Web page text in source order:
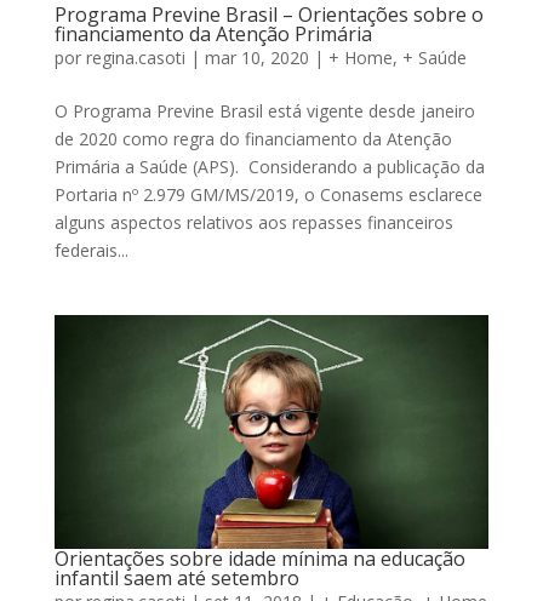
Programa Previne Brasil – Orientações sobre o
financiamento da Atenção Primária
por regina.casoti | mar 10, 2020 | + Home, + Saúde
O Programa Previne Brasil está vigente desde janeiro
de 2020 como regra do financiamento da Atenção
Primária a Saúde (APS). Considerando a publicação da
Portaria nº 2.979 GM/MS/2019, o Conasems esclarece
alguns aspectos relativos aos repasses financeiros
federais...
Orientações sobre idade mínima na educação
infantil saem até setembro